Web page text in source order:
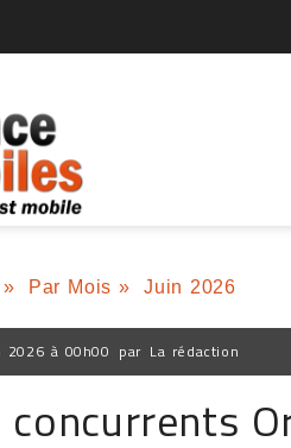
» Par Mois » Juin 2026
2026 à 00h00 par La rédaction
concurrents